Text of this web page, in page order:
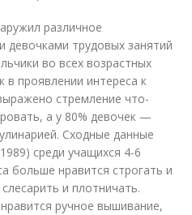
различное
девочками трудовых занятий
во всех возрастных
в проявлении интереса к
стремление что-
а у 80% девочек —
Сходные данные
среди учащихся 4-6
больше нравится строгать и
и плотничать.
ручное вышивание,